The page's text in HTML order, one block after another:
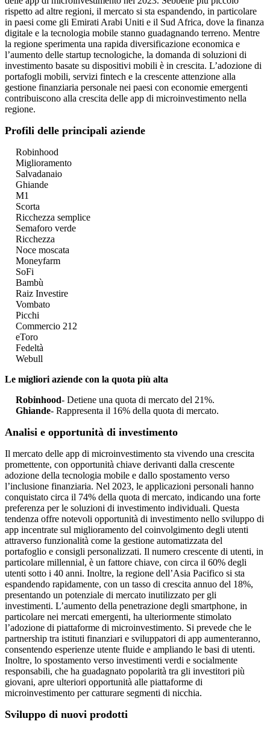
rispetto ad altre regioni, il mercato si sta espandendo, in particolare
in paesi come gli Emirati Arabi Uniti e il Sud Africa, dove la finanza
digitale e la tecnologia mobile stanno guadagnando terreno. Mentre
la regione sperimenta una rapida diversificazione economica e
l’aumento delle startup tecnologiche, la domanda di soluzioni di
investimento basate su dispositivi mobili è in crescita. L’adozione di
portafogli mobili, servizi fintech e la crescente attenzione alla
gestione finanziaria personale nei paesi con economie emergenti
contribuiscono alla crescita delle app di microinvestimento nella
regione.
Profili delle principali aziende
Robinhood
Miglioramento
Salvadanaio
Ghiande
M1
Scorta
Ricchezza semplice
Semaforo verde
Ricchezza
Noce moscata
Moneyfarm
SoFi
Bambù
Raiz Investire
Vombato
Picchi
Commercio 212
eToro
Fedeltà
Webull
Le migliori aziende con la quota più alta
Robinhood- Detiene una quota di mercato del 21%.
Ghiande- Rappresenta il 16% della quota di mercato.
Analisi e opportunità di investimento
Il mercato delle app di microinvestimento sta vivendo una crescita
promettente, con opportunità chiave derivanti dalla crescente
adozione della tecnologia mobile e dallo spostamento verso
l’inclusione finanziaria. Nel 2023, le applicazioni personali hanno
conquistato circa il 74% della quota di mercato, indicando una forte
preferenza per le soluzioni di investimento individuali. Questa
tendenza offre notevoli opportunità di investimento nello sviluppo di
app incentrate sul miglioramento del coinvolgimento degli utenti
attraverso funzionalità come la gestione automatizzata del
portafoglio e consigli personalizzati. Il numero crescente di utenti, in
particolare millennial, è un fattore chiave, con circa il 60% degli
utenti sotto i 40 anni. Inoltre, la regione dell’Asia Pacifico si sta
espandendo rapidamente, con un tasso di crescita annuo del 18%,
presentando un potenziale di mercato inutilizzato per gli
investimenti. L’aumento della penetrazione degli smartphone, in
particolare nei mercati emergenti, ha ulteriormente stimolato
l’adozione di piattaforme di microinvestimento. Si prevede che le
partnership tra istituti finanziari e sviluppatori di app aumenteranno,
consentendo esperienze utente fluide e ampliando le basi di utenti.
Inoltre, lo spostamento verso investimenti verdi e socialmente
responsabili, che ha guadagnato popolarità tra gli investitori più
giovani, apre ulteriori opportunità alle piattaforme di
microinvestimento per catturare segmenti di nicchia.
Sviluppo di nuovi prodotti